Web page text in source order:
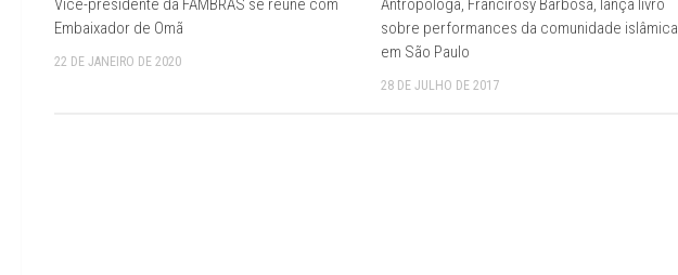
Vice-presidente da FAMBRAS se reúne com
Embaixador de Omã
22 DE JANEIRO DE 2020
Antropóloga, Francirosy Barbosa, lança livro
sobre performances da comunidade islâmica
em São Paulo
28 DE JULHO DE 2017